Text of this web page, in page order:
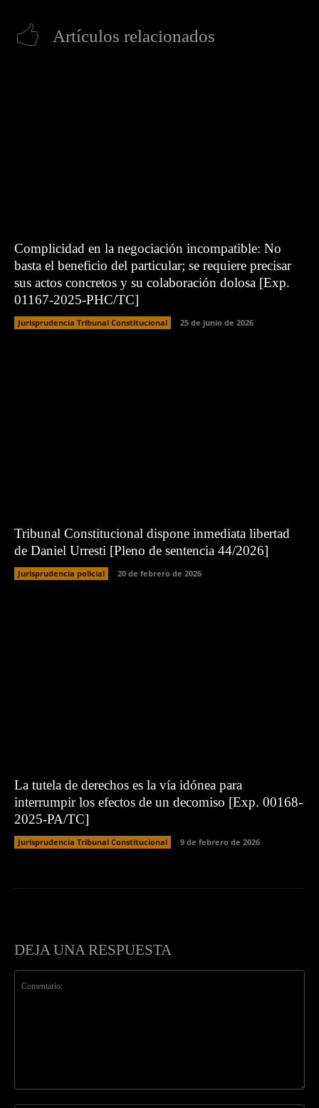
Artículos relacionados
Complicidad en la negociación incompatible: No
basta el beneficio del particular; se requiere precisar
sus actos concretos y su colaboración dolosa [Exp.
01167-2025-PHC/TC]
Jurisprudencia Tribunal Constitucional 25 de junio de 2026
Tribunal Constitucional dispone inmediata libertad
de Daniel Urresti [Pleno de sentencia 44/2026]
Jurisprudencia policial 20 de febrero de 2026
La tutela de derechos es la vía idónea para
interrumpir los efectos de un decomiso [Exp. 00168-
2025-PA/TC]
Jurisprudencia Tribunal Constitucional 9 de febrero de 2026
DEJA UNA RESPUESTA